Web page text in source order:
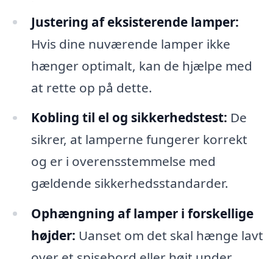
Justering af eksisterende lamper:
Hvis dine nuværende lamper ikke
hænger optimalt, kan de hjælpe med
at rette op på dette.
Kobling til el og sikkerhedstest: De
sikrer, at lamperne fungerer korrekt
og er i overensstemmelse med
gældende sikkerhedsstandarder.
Ophængning af lamper i forskellige
højder: Uanset om det skal hænge lavt